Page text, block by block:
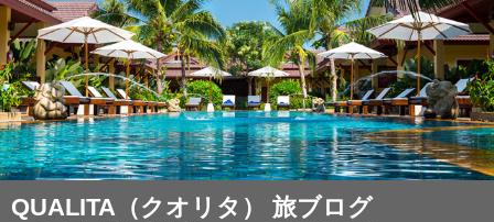
QUALITA（クオリタ） 旅ブログ